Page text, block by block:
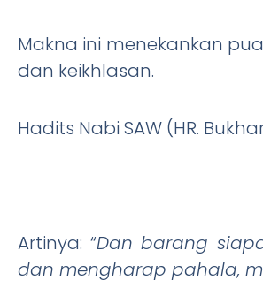
Makna ini menekankan
dan keikhlasan.
Hadits Nabi SAW (HR.
Artinya: “Dan barang
dan mengharap pahala,